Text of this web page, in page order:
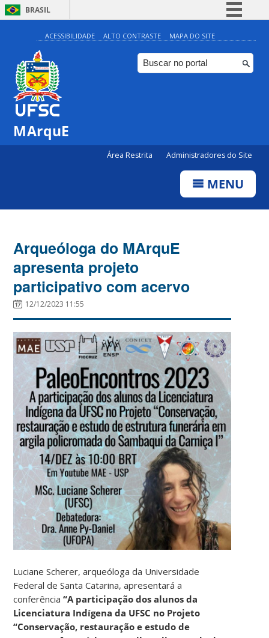
BRASIL
Simplifique!
Comunica BR
Participe
ACESSIBILIDADE ALTO CONTRASTE MAPA DO SITE
MArquE
Área Restrita Administradores do Site
MENU
Arqueóloga do MArquE
apresenta projeto
participativo com acervo
12/12/2023 11:55
Luciane Scherer, arqueóloga da Universidade
Federal de Santa Catarina, apresentará a
conferência“A participação dos alunos da
Licenciatura Indígena da UFSC no Projeto
“Conservação, restauração e estudo de